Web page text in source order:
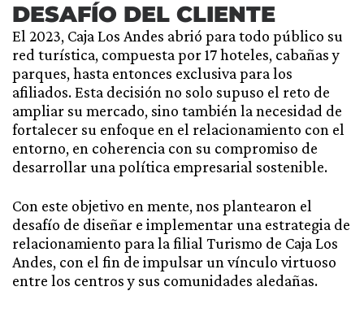
DESAFÍO DEL CLIENTE
El 2023, Caja Los Andes abrió para todo público su
red turística, compuesta por 17 hoteles, cabañas y
parques, hasta entonces exclusiva para los
afiliados. Esta decisión no solo supuso el reto de
ampliar su mercado, sino también la necesidad de
fortalecer su enfoque en el relacionamiento con el
entorno, en coherencia con su compromiso de
desarrollar una política empresarial sostenible.
Con este objetivo en mente, nos plantearon el
desafío de diseñar e implementar una estrategia de
relacionamiento para la filial Turismo de Caja Los
Andes, con el fin de impulsar un vínculo virtuoso
entre los centros y sus comunidades aledañas.